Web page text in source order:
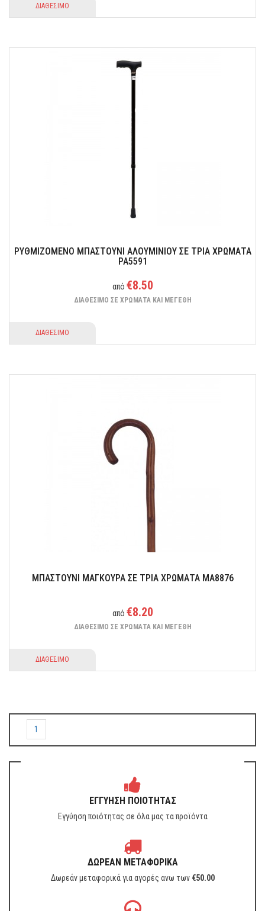
ΔΙΑΘΕΣΙΜΟ
ΡΥΘΜΙΖΟΜΕΝΟ ΜΠΑΣΤΟΥΝΙ ΑΛΟΥΜΙΝΙΟΥ ΣΕ ΤΡΙΑ ΧΡΩΜΑΤΑ
PA5591
από €8.50
ΔΙΑΘΕΣΙΜΟ ΣΕ ΧΡΩΜΑΤΑ ΚΑΙ ΜΕΓΕΘΗ
ΔΙΑΘΕΣΙΜΟ
ΜΠΑΣΤΟΥΝΙ ΜΑΓΚΟΥΡΑ ΣΕ ΤΡΙΑ ΧΡΩΜΑΤΑ MA8876
από €8.20
ΔΙΑΘΕΣΙΜΟ ΣΕ ΧΡΩΜΑΤΑ ΚΑΙ ΜΕΓΕΘΗ
ΔΙΑΘΕΣΙΜΟ
1
ΕΓΓΥΗΣΗ ΠΟΙΟΤΗΤΑΣ
Εγγύηση ποιότητας σε όλα μας τα προϊόντα
ΔΩΡΕΑΝ ΜΕΤΑΦΟΡΙΚΑ
Δωρεάν μεταφορικά για αγορές ανω των €50.00